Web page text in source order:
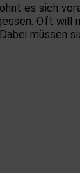
es sich
Oft will
müssen